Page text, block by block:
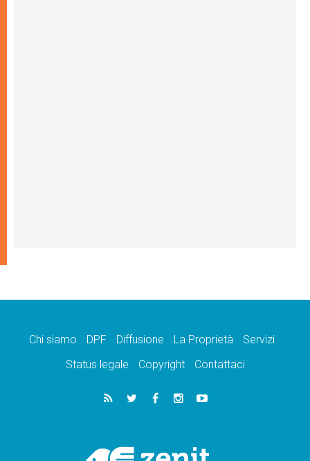
Chi siamo DPF Diffusione La Proprietà
Servizi
Status legale
Copyright Contattaci